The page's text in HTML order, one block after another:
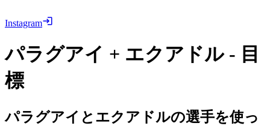
Instagram
パラグアイ + エクアドル - 目
標
パラグアイとエクアドルの選手を使っ